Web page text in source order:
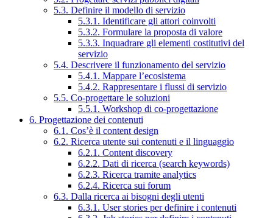
5.3. Definire il modello di servizio
5.3.1. Identificare gli attori coinvolti
5.3.2. Formulare la proposta di valore
5.3.3. Inquadrare gli elementi costitutivi del
servizio
5.4. Descrivere il funzionamento del servizio
5.4.1. Mappare l’ecosistema
5.4.2. Rappresentare i flussi di servizio
5.5. Co-progettare le soluzioni
5.5.1. Workshop di co-progettazione
6. Progettazione dei contenuti
6.1. Cos’è il content design
6.2. Ricerca utente sui contenuti e il linguaggio
6.2.1. Content discovery
6.2.2. Dati di ricerca (search keywords)
6.2.3. Ricerca tramite analytics
6.2.4. Ricerca sui forum
6.3. Dalla ricerca ai bisogni degli utenti
6.3.1. User stories per definire i contenuti